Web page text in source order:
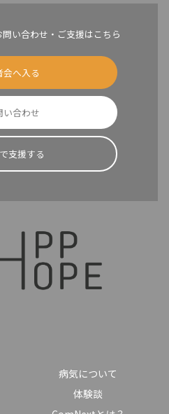
い合わせ・ご支援はこちら
会へ入る
い合わせ
支援する
病気について
体験談